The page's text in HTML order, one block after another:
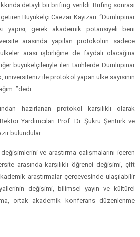
detaylı bir brifing verildi. Brifing sonrası
Büyükelçi Caezar Kayizari: “Dumlupınar
yapısı, gerek akademik potansiyeli beni
arasında yapılan protokolün sadece
arası işbirliğine de faydalı olacağına
büyükelçileriyle ileri tarihlerde Dumlupınar
ile protokol yapan ülke sayısının
”dedi.
hazırlanan protokol karşılıklı olarak
Yardımcıları Prof. Dr. Şükrü Şentürk ve
bulundular.
ve araştırma çalışmalarını içeren
arasında karşılıklı öğrenci değişimi, çift
araştırmalar çerçevesinde ulaşılabilir
değişimi, bilimsel yayın ve kültürel
ortak akademik konferans düzenlenme